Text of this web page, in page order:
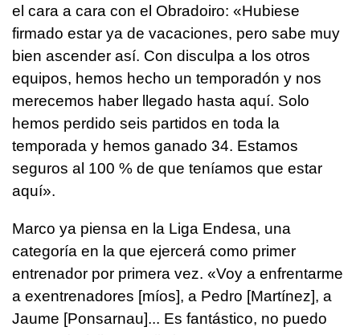
el cara a cara con el Obradoiro: «Hubiese
firmado estar ya de vacaciones, pero sabe muy
bien ascender así. Con disculpa a los otros
equipos, hemos hecho un temporadón y nos
merecemos haber llegado hasta aquí. Solo
hemos perdido seis partidos en toda la
temporada y hemos ganado 34. Estamos
seguros al 100 % de que teníamos que estar
aquí».
Marco ya piensa en la Liga Endesa, una
categoría en la que ejercerá como primer
entrenador por primera vez. «Voy a enfrentarme
a exentrenadores [míos], a Pedro [Martínez], a
Jaume [Ponsarnau]... Es fantástico, no puedo